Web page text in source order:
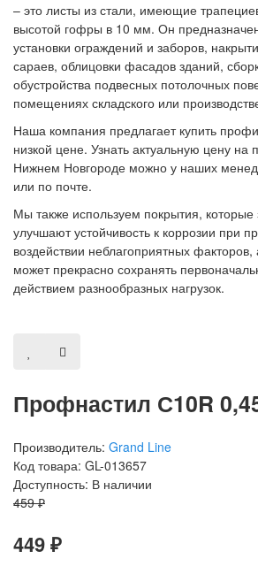
– это листы из стали, имеющие
высотой гофры в 10 мм. Он
установки ограждений и заборов,
сараев, облицовки фасадов зданий,
обустройства подвесных потолочных
помещениях складского или
Наша компания предлагает купить
низкой цене. Узнать актуальную цену
Нижнем Новгороде можно у наших
или по почте.
Мы также используем покрытия, которые
улучшают устойчивость к коррозии при
воздействии неблагоприятных
может прекрасно сохранять
действием разнообразных нагрузок.
Профнастил С10R
Производитель: Grand Line
Код товара: GL-013657
Доступность: В наличии
459 ₽
449 ₽